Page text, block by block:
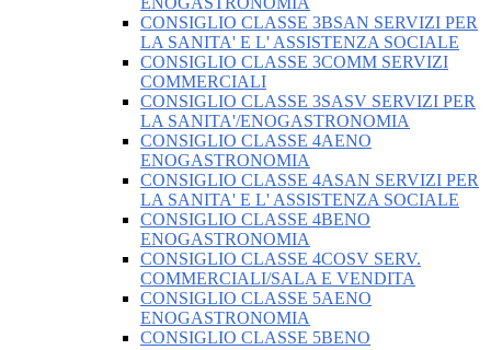
CONSIGLIO CLASSE 3BSAN SERVIZI PER
LA SANITA' E L' ASSISTENZA SOCIALE
CONSIGLIO CLASSE 3COMM SERVIZI
COMMERCIALI
CONSIGLIO CLASSE 3SASV SERVIZI PER
LA SANITA'/ENOGASTRONOMIA
CONSIGLIO CLASSE 4AENO
ENOGASTRONOMIA
CONSIGLIO CLASSE 4ASAN SERVIZI PER
LA SANITA' E L' ASSISTENZA SOCIALE
CONSIGLIO CLASSE 4BENO
ENOGASTRONOMIA
CONSIGLIO CLASSE 4COSV SERV.
COMMERCIALI/SALA E VENDITA
CONSIGLIO CLASSE 5AENO
ENOGASTRONOMIA
CONSIGLIO CLASSE 5BENO